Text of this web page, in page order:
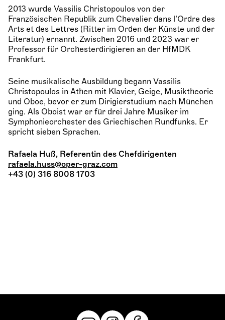
2013 wurde Vassilis Christopoulos von der
Französischen Republik zum Chevalier dans l’Ordre des
Arts et des Lettres (Ritter im Orden der Künste und der
Literatur) ernannt. Zwischen 2016 und 2023 war er
Professor für Orchesterdirigieren an der HfMDK
Frankfurt.
Seine musikalische Ausbildung begann Vassilis
Christopoulos in Athen mit Klavier, Geige, Musiktheorie
und Oboe, bevor er zum Dirigierstudium nach München
ging. Als Oboist war er für drei Jahre Musiker im
Symphonieorchester des Griechischen Rundfunks. Er
spricht sieben Sprachen.
Rafaela Huß, Referentin des Chefdirigenten
rafaela.huss@oper-graz.com
+43 (0) 316 8008 1703